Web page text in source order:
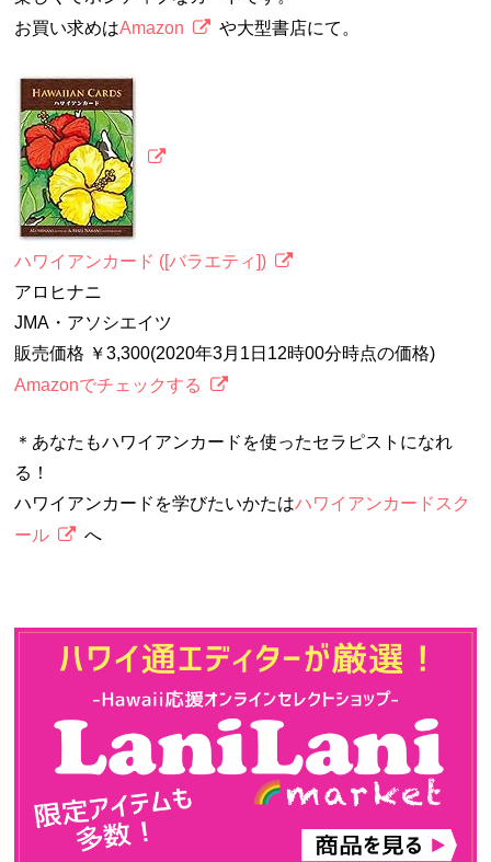
お買い求めはAmazon や大型書店にて。
ハワイアンカード ([バラエティ])
アロヒナニ
JMA・アソシエイツ
販売価格 ￥3,300(2020年3月1日12時00分時点の価格)
Amazonでチェックする
＊あなたもハワイアンカードを使ったセラピストになれ
る！
ハワイアンカードを学びたいかたはハワイアンカードスク
ール
へ